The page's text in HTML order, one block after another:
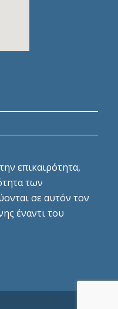
επικαιρότητα,
των
σε αυτόν τον
έναντι του